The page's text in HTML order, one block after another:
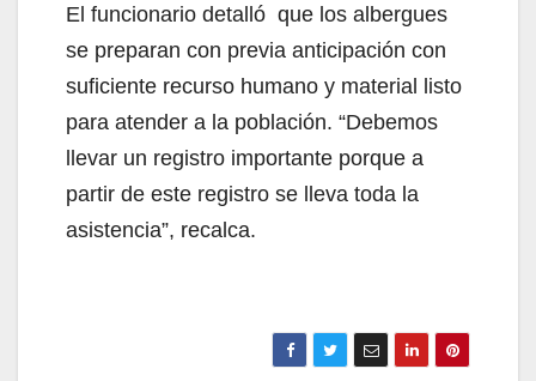
El funcionario detalló que los albergues
se preparan con previa anticipación con
suficiente recurso humano y material listo
para atender a la población. “Debemos
llevar un registro importante porque a
partir de este registro se lleva toda la
asistencia”, recalca.